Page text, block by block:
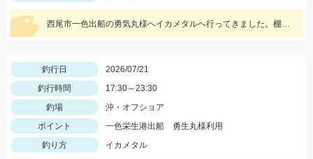
西尾市一色出船の勇気丸様へイカメタルへ行ってきました。棚は30ｍ～20ｍメタルスッテは15号～20号がオススメ。
釣行日
2026/07/21
釣行時間
17:30～23:30
釣場
沖・オフショア
ポイント
一色栄生港出船 勇生丸様利用
釣り方
イカメタル